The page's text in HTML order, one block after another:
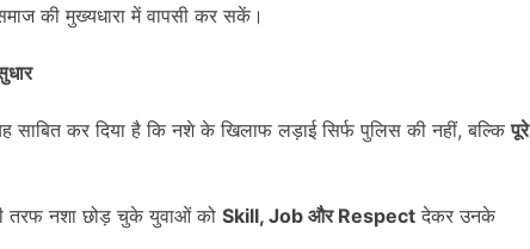
की मुख्यधारा में वापसी कर सकें।
साबित कर दिया है कि नशे के खिलाफ लड़ाई सिर्फ पुलिस की नहीं, बल्किपूरे
तरफ नशा छोड़ चुके युवाओं को Skill, Job और Respect देकर उनके